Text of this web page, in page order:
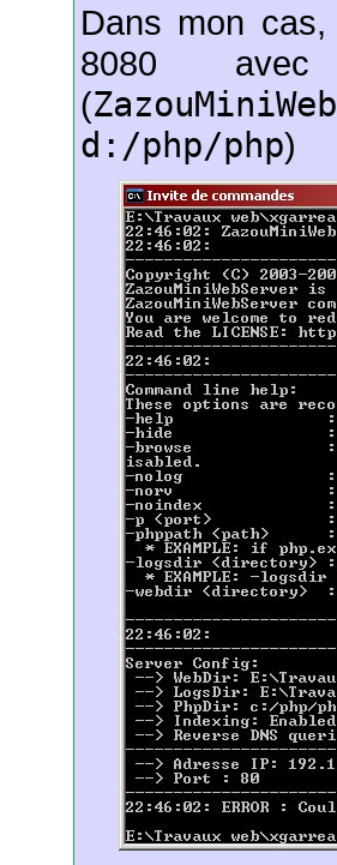
Dans mon
8080
(
d:/php/php)